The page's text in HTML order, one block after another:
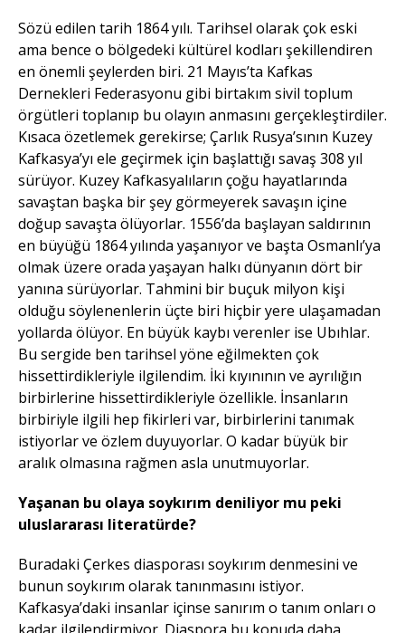
Sözü edilen tarih 1864 yılı. Tarihsel olarak çok eski
ama bence o bölgedeki kültürel kodları şekillendiren
en önemli şeylerden biri. 21 Mayıs’ta Kafkas
Dernekleri Federasyonu gibi birtakım sivil toplum
örgütleri toplanıp bu olayın anmasını gerçekleştirdiler.
Kısaca özetlemek gerekirse; Çarlık Rusya’sının Kuzey
Kafkasya’yı ele geçirmek için başlattığı savaş 308 yıl
sürüyor. Kuzey Kafkasyalıların çoğu hayatlarında
savaştan başka bir şey görmeyerek savaşın içine
doğup savaşta ölüyorlar. 1556’da başlayan saldırının
en büyüğü 1864 yılında yaşanıyor ve başta Osmanlı’ya
olmak üzere orada yaşayan halkı dünyanın dört bir
yanına sürüyorlar. Tahmini bir buçuk milyon kişi
olduğu söylenenlerin üçte biri hiçbir yere ulaşamadan
yollarda ölüyor. En büyük kaybı verenler ise Ubıhlar.
Bu sergide ben tarihsel yöne eğilmekten çok
hissettirdikleriyle ilgilendim. İki kıyınının ve ayrılığın
birbirlerine hissettirdikleriyle özellikle. İnsanların
birbiriyle ilgili hep fikirleri var, birbirlerini tanımak
istiyorlar ve özlem duyuyorlar. O kadar büyük bir
aralık olmasına rağmen asla unutmuyorlar.
Yaşanan bu olaya soykırım deniliyor mu peki
uluslararası literatürde?
Buradaki Çerkes diasporası soykırım denmesini ve
bunun soykırım olarak tanınmasını istiyor.
Kafkasya’daki insanlar içinse sanırım o tanım onları o